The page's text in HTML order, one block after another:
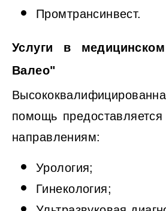
Промтрансинвест.
Услуги в
Валео"
помощь
направлениям:
Урология;
Гинекология;